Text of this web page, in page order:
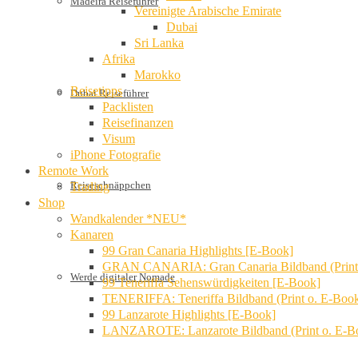
Dubai Reiseführer
Reiseschnäppchen
Werde digitaler Nomade
Vereinigte Arabische Emirate
Dubai
Sri Lanka
Afrika
Marokko
Reisetipps
Packlisten
Reisefinanzen
Visum
iPhone Fotografie
Remote Work
Trading
Shop
Wandkalender *NEU*
Kanaren
99 Gran Canaria Highlights [E-Book]
GRAN CANARIA: Gran Canaria Bildband
99 Teneriffa Sehenswürdigkeiten [E-Book]
TENERIFFA: Teneriffa Bildband (Print o. E-
99 Lanzarote Highlights [E-Book]
LANZAROTE: Lanzarote Bildband (Print o. E-